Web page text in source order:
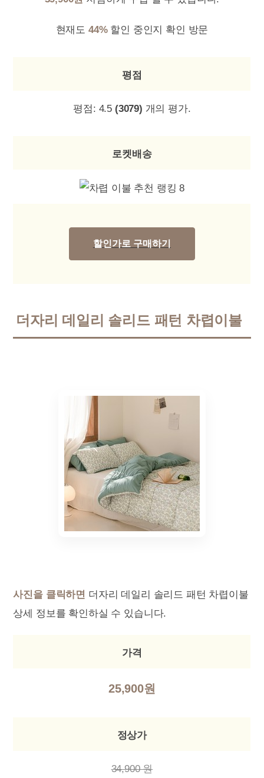
현재도 44%할인 중인지 확인 방문
평점
평점: 4.5 (3079) 개의 평가.
로켓배송
할인가로 구매하기
더자리 데일리 솔리드 패턴 차렵이불
사진을 클릭하면 더자리 데일리 솔리드 패턴 차렵이불
상세 정보를 확인하실 수 있습니다.
가격
25,900원
정상가
34,900 원